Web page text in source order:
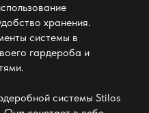
хранения.
системы в
гардероба и
системы Stilos